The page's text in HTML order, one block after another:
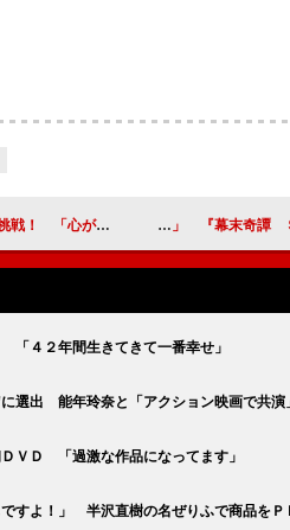
われた気がします」 馬場徹「３～４へとつなげ
４２年間生きてきて一番幸せ」
選出 能年玲奈と「アクション映画で共演
ＶＤ 「過激な作品になってます」
すよ！」 半沢直樹の名ぜりふで商品をＰ